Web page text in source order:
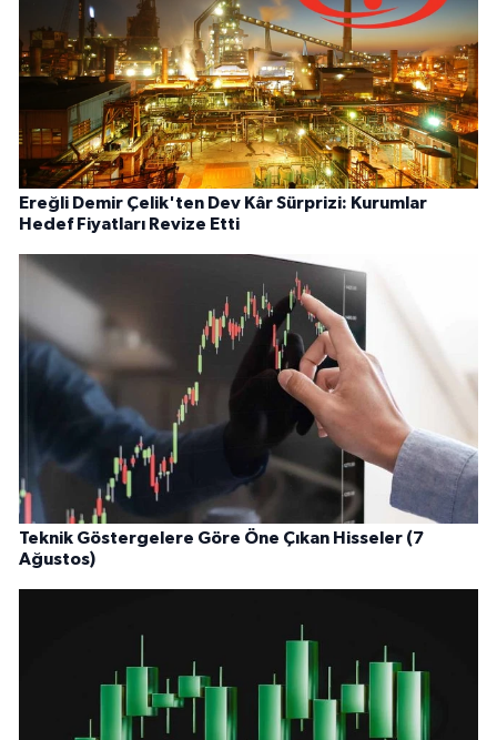
Ereğli Demir Çelik'ten Dev Kâr Sürprizi: Kurumlar
Hedef Fiyatları Revize Etti
Teknik Göstergelere Göre Öne Çıkan Hisseler (7
Ağustos)